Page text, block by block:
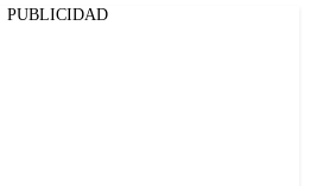
PUBLICIDAD